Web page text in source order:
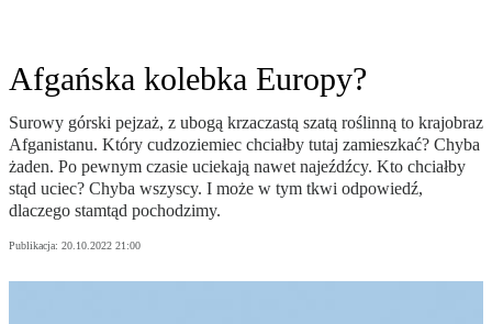
Afgańska kolebka Europy?
Surowy górski pejzaż, z ubogą krzaczastą szatą roślinną to krajobraz
Afganistanu. Który cudzoziemiec chciałby tutaj zamieszkać? Chyba
żaden. Po pewnym czasie uciekają nawet najeźdźcy. Kto chciałby
stąd uciec? Chyba wszyscy. I może w tym tkwi odpowiedź,
dlaczego stamtąd pochodzimy.
Publikacja: 20.10.2022 21:00